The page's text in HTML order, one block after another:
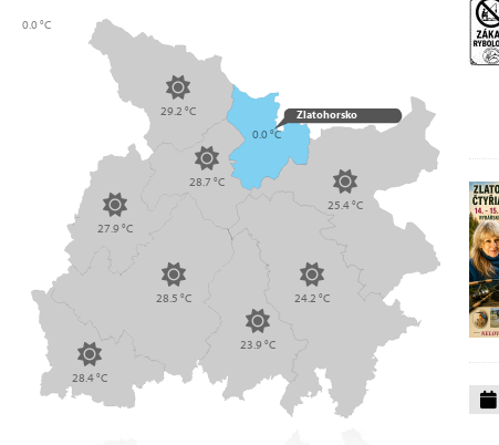
28.7 °C
28.5 °C
29.2 °C
0.0 °C
28.4 °C
27.9 °C
24.2 °C
23.9 °C
25.4 °C
0.0 °C
Zlatohorsko